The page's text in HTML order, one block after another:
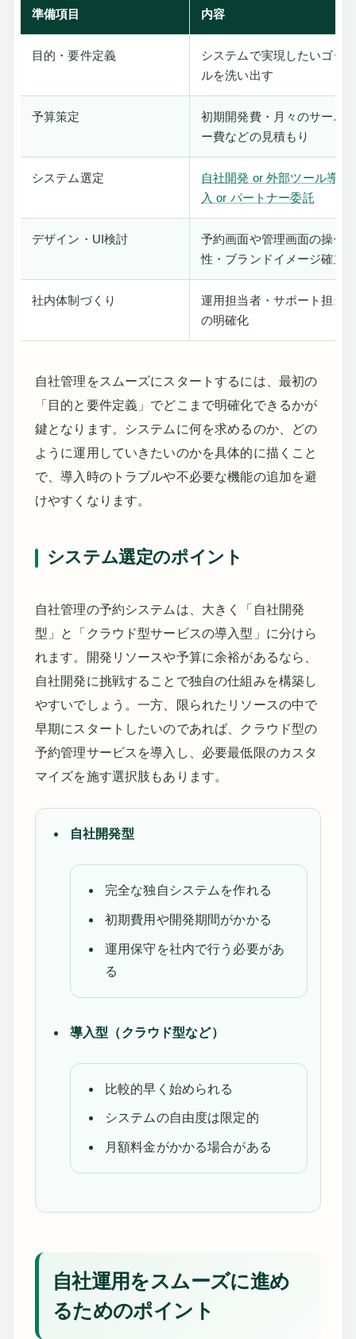
準備項目 内容
目的・要件定義
システムで実現したいゴー
ルを洗い出す
予算策定
初期開発費・月々のサーバ
ー費などの見積もり
システム選定
自社開発 or 外部ツール導
入 or パートナー委託
デザイン・UI検討
予約画面や管理画面の操作
性・ブランドイメージ確立
社内体制づくり
運用担当者・サポート担当
の明確化
自社管理をスムーズにスタートするには、最初の
「目的と要件定義」でどこまで明確化できるかが
鍵となります。システムに何を求めるのか、どの
ように運用していきたいのかを具体的に描くこと
で、導入時のトラブルや不必要な機能の追加を避
けやすくなります。
システム選定のポイント
自社管理の予約システムは、大きく「自社開発
型」と「クラウド型サービスの導入型」に分けら
れます。開発リソースや予算に余裕があるなら、
自社開発に挑戦することで独自の仕組みを構築し
やすいでしょう。一方、限られたリソースの中で
早期にスタートしたいのであれば、クラウド型の
予約管理サービスを導入し、必要最低限のカスタ
マイズを施す選択肢もあります。
自社開発型
完全な独自システムを作れる
初期費用や開発期間がかかる
運用保守を社内で行う必要があ
る
導入型（クラウド型など）
比較的早く始められる
システムの自由度は限定的
月額料金がかかる場合がある
自社運用をスムーズに進め
るためのポイント